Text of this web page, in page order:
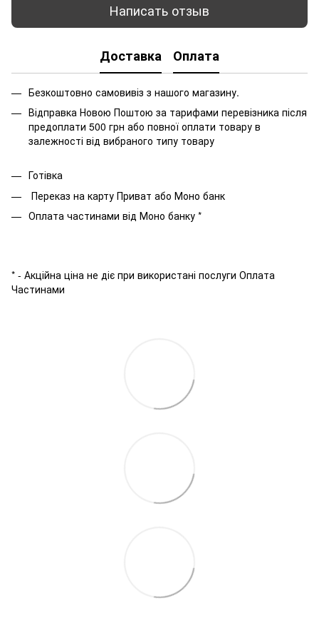
Написать отзыв
Доставка Оплата
Безкоштовно самовивіз з нашого магазину.
Відправка Новою Поштою за тарифами перевізника після
предоплати 500 грн або повної оплати товару в
залежності від вибраного типу товару
Готівка
Переказ на карту Приват або Моно банк
Оплата частинами від Моно банку *
* - Акційна ціна не діє при використані послуги Оплата
Частинами